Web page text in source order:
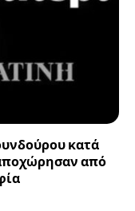
κατά
από